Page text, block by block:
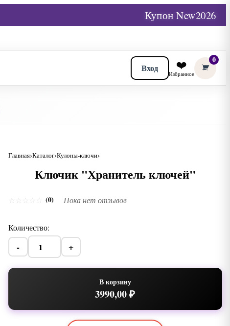
Купон New2026
Вход ❤️
Избранное
0
Главная Каталог Кулоны-ключи
Ключик "Хранитель ключей"
(0) Пока нет отзывов
Количество:
- +
В корзину
3990,00 ₽